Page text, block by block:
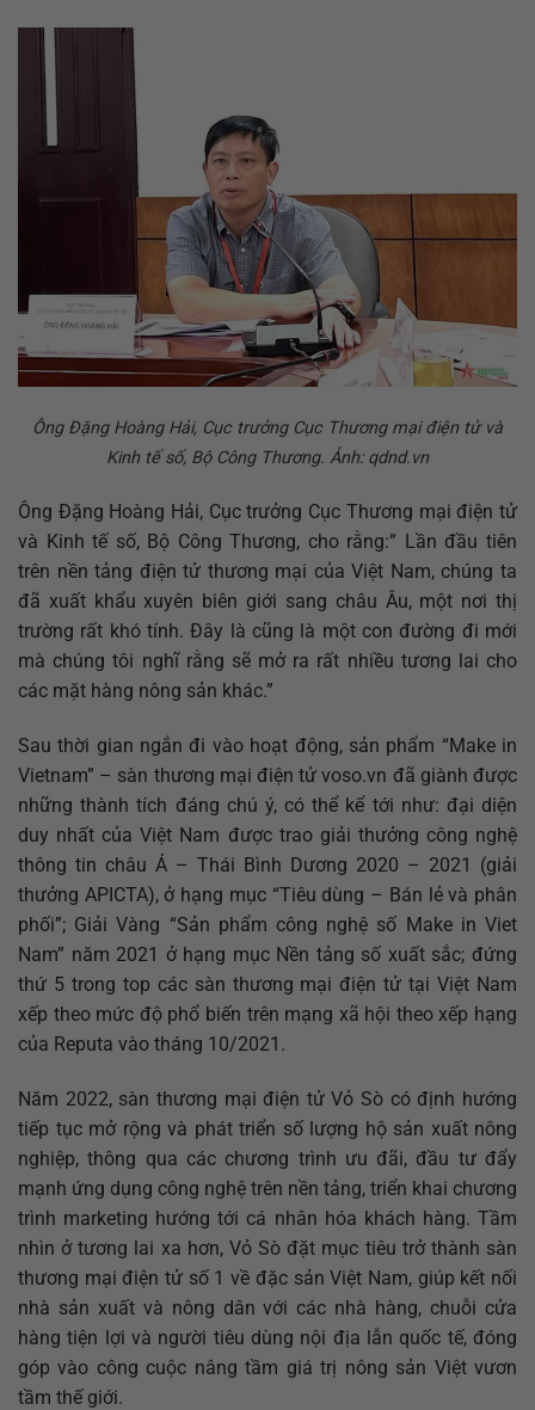
Ông Đặng Hoàng Hải, Cục trưởng Cục Thương mại điện tử và
Kinh tế số, Bộ Công Thương. Ảnh: qdnd.vn
Ông Đặng Hoàng Hải, Cục trưởng Cục Thương mại điện tử
và Kinh tế số, Bộ Công Thương, cho rằng:” Lần đầu tiên
trên nền tảng điện tử thương mại của Việt Nam, chúng ta
đã xuất khẩu xuyên biên giới sang châu Âu, một nơi thị
trường rất khó tính. Đây là cũng là một con đường đi mới
mà chúng tôi nghĩ rằng sẽ mở ra rất nhiều tương lai cho
các mặt hàng nông sản khác.”
Sau thời gian ngắn đi vào hoạt động, sản phẩm “Make in
Vietnam” – sàn thương mại điện tử voso.vn đã giành được
những thành tích đáng chú ý, có thể kể tới như: đại diện
duy nhất của Việt Nam được trao giải thưởng công nghệ
thông tin châu Á – Thái Bình Dương 2020 – 2021 (giải
thưởng APICTA), ở hạng mục “Tiêu dùng – Bán lẻ và phân
phối”; Giải Vàng “Sản phẩm công nghệ số Make in Viet
Nam” năm 2021 ở hạng mục Nền tảng số xuất sắc; đứng
thứ 5 trong top các sàn thương mại điện tử tại Việt Nam
xếp theo mức độ phổ biến trên mạng xã hội theo xếp hạng
của Reputa vào tháng 10/2021.
Năm 2022, sàn thương mại điện tử Vỏ Sò có định hướng
tiếp tục mở rộng và phát triển số lượng hộ sản xuất nông
nghiệp, thông qua các chương trình ưu đãi, đầu tư đẩy
mạnh ứng dụng công nghệ trên nền tảng, triển khai chương
trình marketing hướng tới cá nhân hóa khách hàng. Tầm
nhìn ở tương lai xa hơn, Vỏ Sò đặt mục tiêu trở thành sàn
thương mại điện tử số 1 về đặc sản Việt Nam, giúp kết nối
nhà sản xuất và nông dân với các nhà hàng, chuỗi cửa
hàng tiện lợi và người tiêu dùng nội địa lẫn quốc tế, đóng
góp vào công cuộc nâng tầm giá trị nông sản Việt vươn
tầm thế giới.